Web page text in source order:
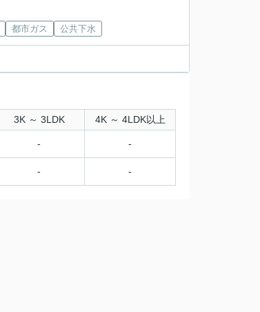
都市ガス 公共下水
3K ～ 3LDK 4K ～ 4LDK以上
- -
- -